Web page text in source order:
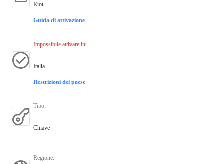
Riot
Guida di attivazione
Impossibile attivare in:
Italia
Restrizioni del paese
Tipo:
Chiave
Regione: